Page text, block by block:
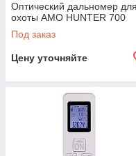
Оптический дальномер для
охоты AMO HUNTER 700
Под заказ
Цену уточняйте